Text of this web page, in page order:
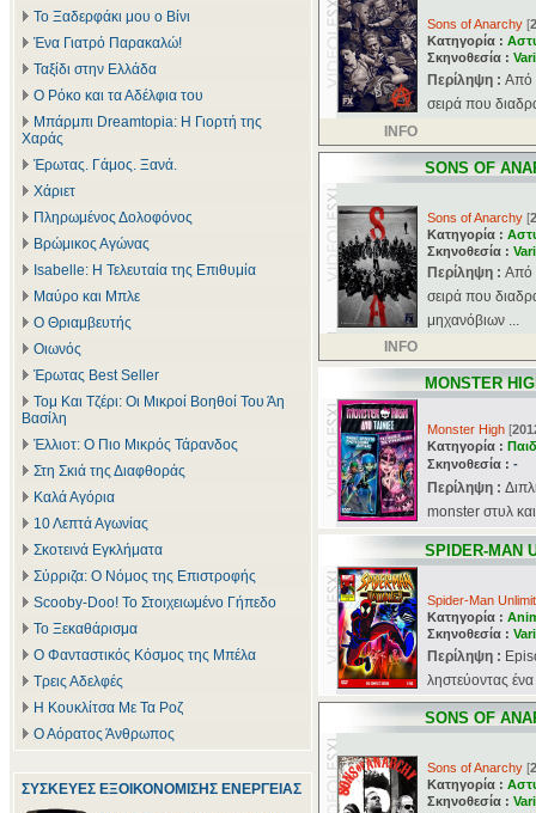
Το Ξαδερφάκι μου ο Βίνι
Ένα Γιατρό Παρακαλώ!
Ταξίδι στην Ελλάδα
Ο Ρόκο και τα Αδέλφια του
Μπάρμπι Dreamtopia: Η Γιορτή της
Χαράς
Έρωτας. Γάμος. Ξανά.
Χάριετ
Πληρωμένος Δολοφόνος
Βρώμικος Αγώνας
Isabelle: Η Τελευταία της Επιθυμία
Μαύρο και Μπλε
Ο Θριαμβευτής
Οιωνός
Έρωτας Best Seller
Τομ Και Τζέρι: Οι Μικροί Βοηθοί Του Άη
Βασίλη
Έλλιοτ: Ο Πιο Μικρός Τάρανδος
Στη Σκιά της Διαφθοράς
Καλά Αγόρια
10 Λεπτά Αγωνίας
Σκοτεινά Εγκλήματα
Σύρριζα: Ο Νόμος της Επιστροφής
Scooby-Doo! Το Στοιχειωμένο Γήπεδο
Το Ξεκαθάρισμα
Ο Φανταστικός Κόσμος της Μπέλα
Τρεις Αδελφές
Η Κουκλίτσα Με Τα Ροζ
Ο Αόρατος Άνθρωπος
ΣΥΣΚΕΥΕΣ ΕΞΟΙΚΟΝΟΜΙΣΗΣ ΕΝΕΡΓΕΙΑΣ
Sons of Anarchy [
Κατηγορία :
Σκηνοθεσία :
Περίληψη : Aπό
σειρά που
INFO
SONS OF
Sons of Anarchy [
Κατηγορία :
Σκηνοθεσία :
Περίληψη : Aπό
σειρά που
μηχανόβιων ...
INFO
MONSTER
Monster High [
Κατηγορία :
Σκηνοθεσία : -
Περίληψη :
monster στυλ
SPIDER-MAN
Spider-Man
Κατηγορία :
Σκηνοθεσία :
Περίληψη :
ληστεύοντας
SONS OF
Sons of Anarchy [
Κατηγορία :
Σκηνοθεσία :